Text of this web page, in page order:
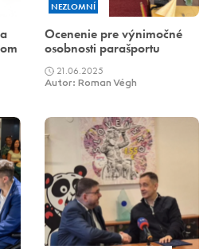
NEZLOMNÍ
Ocenenie pre výnimočné
osobnosti parašportu
21.06.2025
Autor: Roman Végh